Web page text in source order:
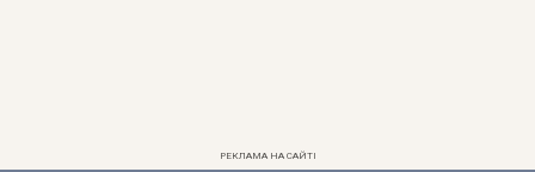
РЕКЛАМА НА САЙТІ